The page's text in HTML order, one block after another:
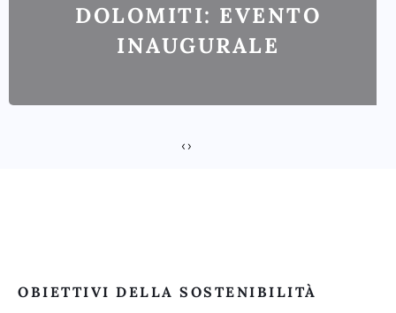
DOLOMITI: EVENTO
INAUGURALE
‹›
OBIETTIVI DELLA SOSTENIBILITÀ